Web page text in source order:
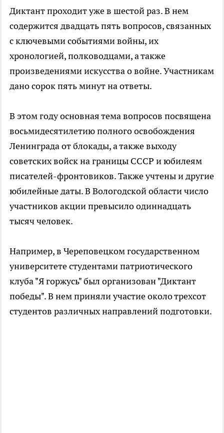
Диктант проходит уже в шестой раз. В нем
содержится двадцать пять вопросов, связанных
с ключевыми событиями войны, их
хронологией, полководцами, а также
произведениями искусства о войне. Участникам
дано сорок пять минут на ответы.
В этом году основная тема вопросов посвящена
восьмидесятилетию полного освобождения
Ленинграда от блокады, а также выходу
советских войск на границы СССР и юбилеям
писателей-фронтовиков. Также учтены и другие
юбилейные даты. В Вологодской области число
участников акции превысило одиннадцать
тысяч человек.
Например, в Череповецком государственном
университете студентами патриотического
клуба "Я горжусь" был организован "Диктант
победы". В нем приняли участие около трехсот
студентов различных направлений подготовки.